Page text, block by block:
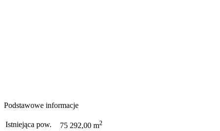
Podstawowe informacje
Istniejąca pow. 75 292,00 m2